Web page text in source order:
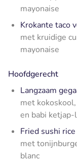
mayonaise
Krokante taco
met kruidige
mayonaise
Hoofdgerecht
Langzaam
met
en babi ketjap-
Fried sushi rice
met
blanc